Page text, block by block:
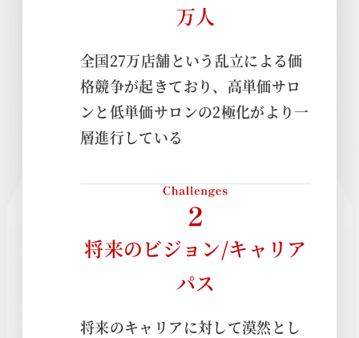
万人
全国27万店舗という乱立による価
格競争が起きており、高単価サロ
ンと低単価サロンの2極化がより一
層進行している
将来のビジョン/キャリア
パス
将来のキャリアに対して漠然とし